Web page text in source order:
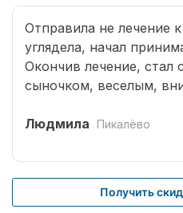
Отправила не лечение
углядела, начал
Окончив лечение,
сыночком, веселым,
Страшно подумать,
Людмила Пикалёво
Получить